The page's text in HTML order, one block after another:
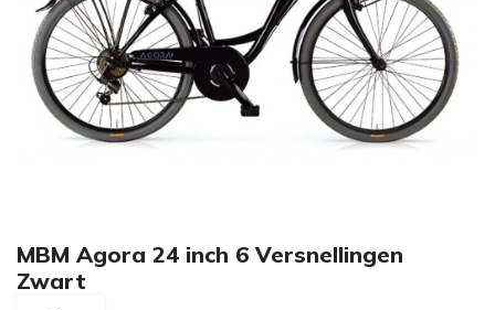
MBM Agora 24 inch 6 Versnellingen
Zwart